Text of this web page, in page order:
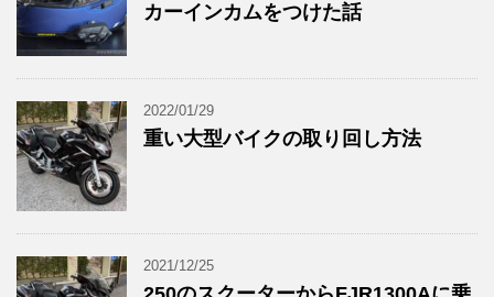
カーインカムをつけた話
2022/01/29
重い大型バイクの取り回し方法
2021/12/25